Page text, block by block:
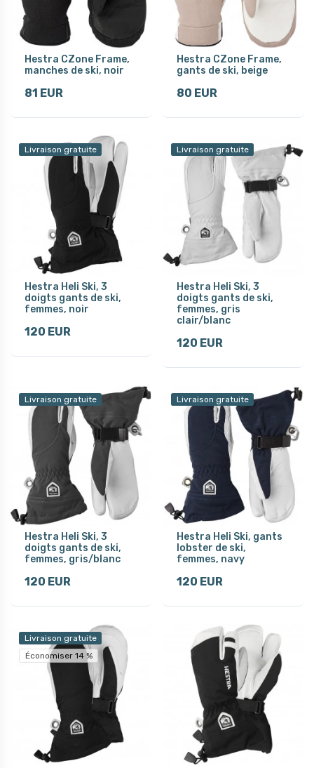
Hestra CZone Frame,
manches de ski, noir
81 EUR
Hestra CZone Frame,
gants de ski, beige
80 EUR
Livraison gratuite
Hestra Heli Ski, 3
doigts gants de ski,
femmes, noir
120 EUR
Livraison gratuite
Hestra Heli Ski, 3
doigts gants de ski,
femmes, gris
clair/blanc
120 EUR
Livraison gratuite
Hestra Heli Ski, 3
doigts gants de ski,
femmes, gris/blanc
120 EUR
Livraison gratuite
Hestra Heli Ski, gants
lobster de ski,
femmes, navy
120 EUR
Livraison gratuite
Économiser 14 %